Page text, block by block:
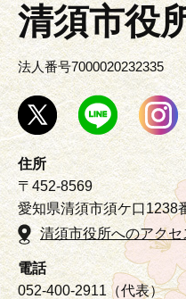
清須市役
法人番号7000020232335
住所
〒452-8569
愛知県清須市須ケ口1238
清須市役所へのアクセ
電話
052-400-2911（代表）